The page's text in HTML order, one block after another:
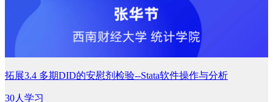
拓展3.4 多期DID的安慰剂检验--Stata软件操作与分析
30人学习